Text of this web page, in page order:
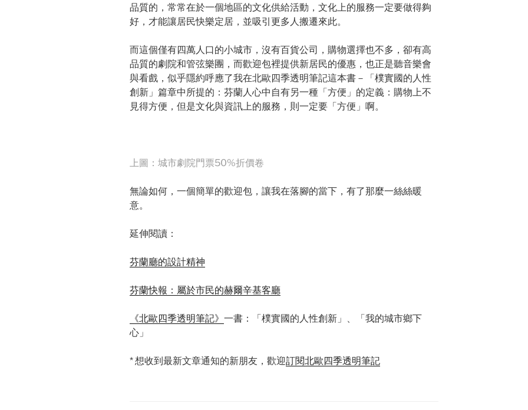
品質的，常常在於一個地區的文化供給活動，文化上的服務一定要做得夠
好，才能讓居民快樂定居，並吸引更多人搬遷來此。
而這個僅有四萬人口的小城市，沒有百貨公司，購物選擇也不多，卻有高
品質的劇院和管弦樂團，而歡迎包裡提供新居民的優惠，也正是聽音樂會
與看戲，似乎隱約呼應了我在北歐四季透明筆記這本書－「樸實國的人性
創新」篇章中所提的：芬蘭人心中自有另一種「方便」的定義：購物上不
見得方便，但是文化與資訊上的服務，則一定要「方便」啊。
上圖：城市劇院門票50%折價卷
無論如何，一個簡單的歡迎包，讓我在落腳的當下，有了那麼一絲絲暖
意。
延伸閱讀：
芬蘭廳的設計精神
芬蘭快報：屬於市民的赫爾辛基客廳
《北歐四季透明筆記》 一書：「樸實國的人性創新」、「我的城市鄉下
心」
* 想收到最新文章通知的新朋友，歡迎訂閱北歐四季透明筆記